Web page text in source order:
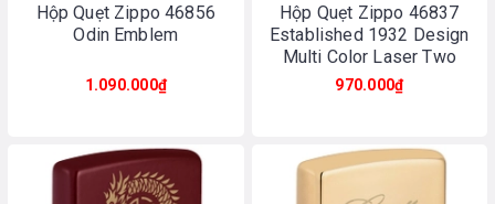
Hộp Quẹt Zippo 46856
Odin Emblem
1.090.000₫
Hộp Quẹt Zippo 46837
Established 1932 Design
Multi Color Laser Two
Tone
970.000₫